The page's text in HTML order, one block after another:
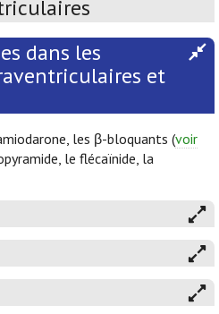
dans les
et
les β-bloquants (voir
le flécaïnide, la